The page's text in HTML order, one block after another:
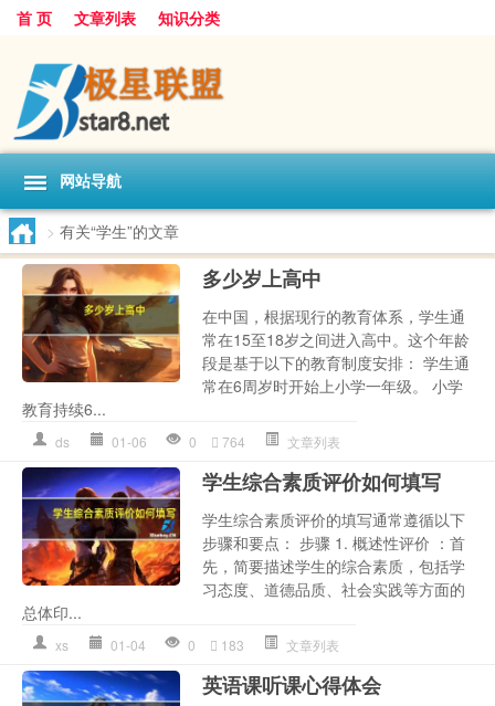
首 页 文章列表 知识分类
网站导航
> 有关“学生”的文章
多少岁上高中
在中国，根据现行的教育体系，学生通
常在15至18岁之间进入高中。这个年龄
段是基于以下的教育制度安排： 学生通
常在6周岁时开始上小学一年级。 小学
教育持续6...
ds 01-06 0 764 文章列表
学生综合素质评价如何填写
学生综合素质评价的填写通常遵循以下
步骤和要点： 步骤 1. 概述性评价 ：首
先，简要描述学生的综合素质，包括学
习态度、道德品质、社会实践等方面的
总体印...
xs 01-04 0 183 文章列表
英语课听课心得体会